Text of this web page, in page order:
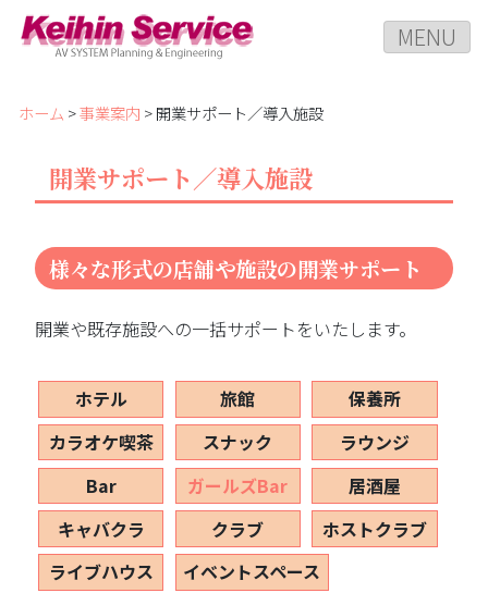
MENU
ホーム >事業案内 > 開業サポート／導入施設
開業サポート／導入施設
様々な形式の店舗や施設の開業サポート
開業や既存施設への一括サポートをいたします。
ホテル 旅館
保養所
カラオケ喫茶
スナック
ラウンジ
Bar
ガールズBar
居酒屋
キャバクラ
クラブ
ホストクラブ
ライブハウス
イベントスペース